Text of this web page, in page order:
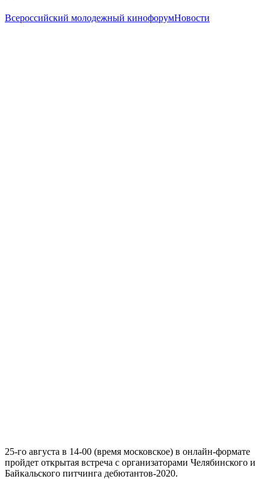
Всероссийский молодежный кинофорумНовости
25-го августа в 14-00 (время московское) в онлайн-формате
пройдет открытая встреча с организаторами Челябинского и
Байкальского питчинга дебютантов-2020.